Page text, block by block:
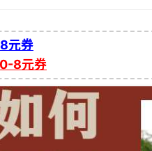
元券
8元券